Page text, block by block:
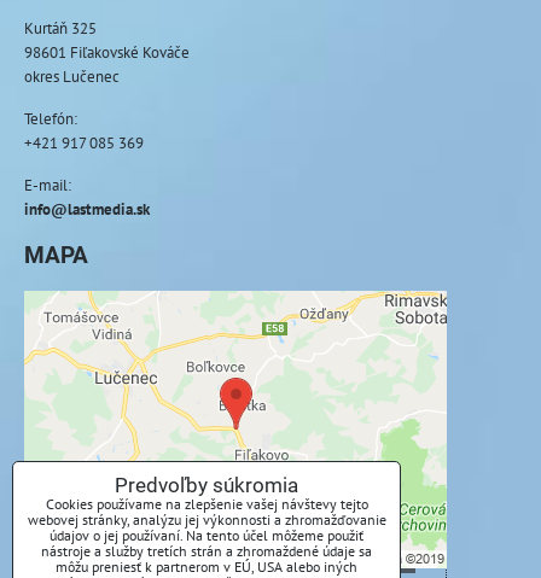
Kurtáň 325
98601 Fiľakovské Kováče
okres Lučenec
Telefón:
+421 917 085 369
E-mail:
info@lastmedia.sk
MAPA
Externý obsah je blokovaný Voľbami
súkromia
Prajete si načítať externý obsah?
Povoliť tentokrát
Povoliť a zapamätať - súhlas s druhom cookie:
Funkčné
Predvoľby súkromia
Cookies používame na zlepšenie vašej návštevy tejto
webovej stránky, analýzu jej výkonnosti a zhromažďovanie
údajov o jej používaní. Na tento účel môžeme použiť
nástroje a služby tretích strán a zhromaždené údaje sa
môžu preniesť k partnerom v EÚ, USA alebo iných